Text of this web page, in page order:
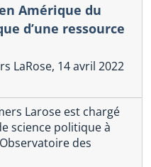
Amérique du
d’une ressource
LaRose, 14 avril 2022
Larose est chargé
science politique à
des